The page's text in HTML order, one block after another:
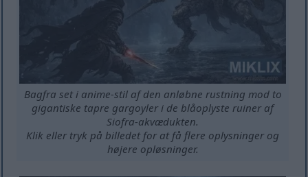
Bagfra set i anime-stil af den anløbne rustning mod to
gigantiske tapre gargoyler i de blåoplyste ruiner af
Siofra-akvædukten.
Klik eller tryk på billedet for at få flere oplysninger og
højere opløsninger.